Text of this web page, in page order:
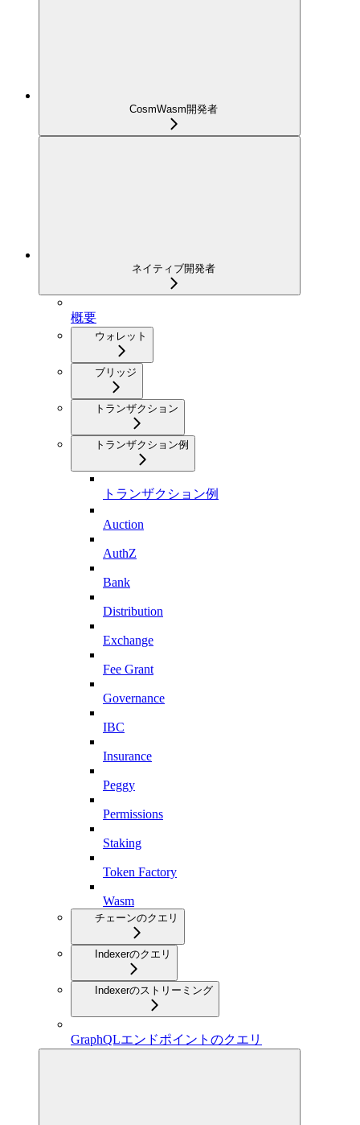
CosmWasm開発者
ネイティブ開発者
概要
ウォレット
ブリッジ
トランザクション
トランザクション例
トランザクション例
Auction
AuthZ
Bank
Distribution
Exchange
Fee Grant
Governance
IBC
Insurance
Peggy
Permissions
Staking
Token Factory
Wasm
チェーンのクエリ
Indexerのクエリ
Indexerのストリーミング
GraphQLエンドポイントのクエリ